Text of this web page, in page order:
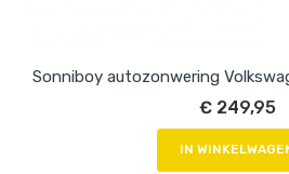
Sonniboy autozonwering
€ 249,95
IN